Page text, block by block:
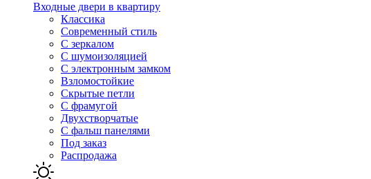
Входные двери в квартиру
Классика
Современный стиль
С зеркалом
С шумоизоляцией
С электронным замком
Взломостойкие
Скрытые петли
С фрамугой
Двухстворчатые
С фальш панелями
Под заказ
Распродажа